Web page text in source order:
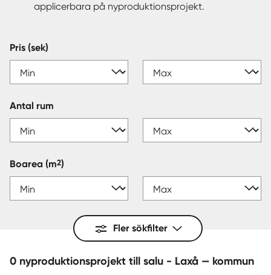
applicerbara på nyproduktionsprojekt.
Pris (sek)
Antal rum
Boarea (m2)
Fler sökfilter
0 nyproduktionsprojekt till salu - Laxå — kommun